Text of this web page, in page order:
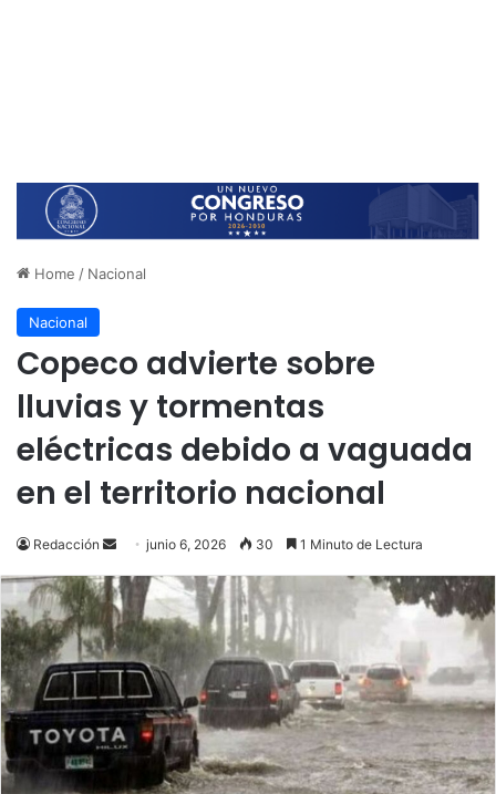
Home / Nacional
Nacional
Copeco advierte sobre
lluvias y tormentas
eléctricas debido a vaguada
en el territorio nacional
Redacción
Send
email
junio 6, 2026 30 1 Minuto de Lectura